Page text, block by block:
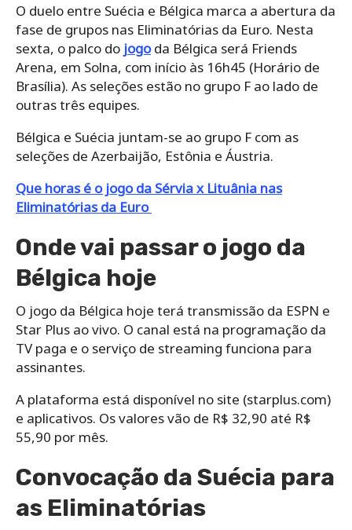
O duelo entre Suécia e Bélgica marca a abertura da
fase de grupos nas Eliminatórias da Euro. Nesta
sexta, o palco do jogoda Bélgica será Friends
Arena, em Solna, com início às 16h45 (Horário de
Brasília). As seleções estão no grupo F ao lado de
outras três equipes.
Bélgica e Suécia juntam-se ao grupo F com as
seleções de Azerbaijão, Estônia e Áustria.
Que horas é o jogo da Sérvia x Lituânia nas
Eliminatórias da Euro
Onde vai passar o jogo da
Bélgica hoje
O jogo da Bélgica hoje terá transmissão da ESPN e
Star Plus ao vivo. O canal está na programação da
TV paga e o serviço de streaming funciona para
assinantes.
A plataforma está disponível no site (starplus.com)
e aplicativos. Os valores vão de R$ 32,90 até R$
55,90 por mês.
Convocação da Suécia para
as Eliminatórias